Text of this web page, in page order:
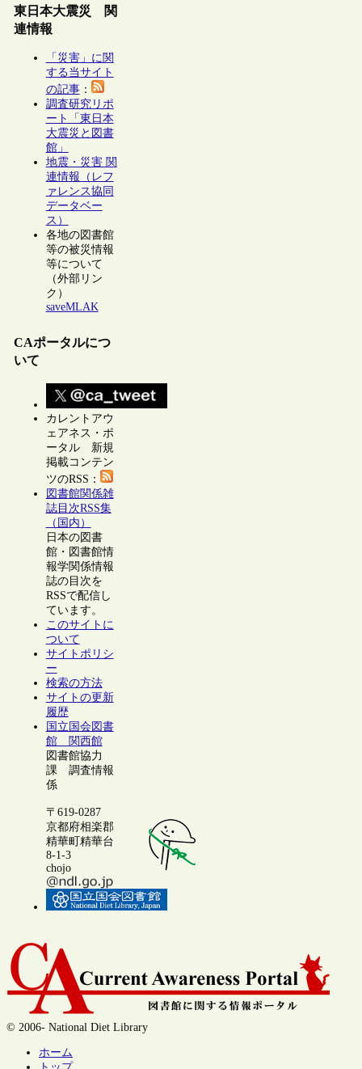
東日本大震災 関
連情報
「災害」に関
する当サイト
の記事：
調査研究リポ
ート「東日本
大震災と図書
館」
地震・災害 関
連情報（レフ
ァレンス協同
データベー
ス）
各地の図書館
等の被災情報
等について
（外部リン
ク）
saveMLAK
CAポータルにつ
いて
カレントアウ
ェアネス・ポ
ータル 新規
掲載コンテン
ツのRSS：
図書館関係雑
誌目次RSS集
（国内）
日本の図書
館・図書館情
報学関係情報
誌の目次を
RSSで配信し
ています。
このサイトに
ついて
サイトポリシ
ー
検索の方法
サイトの更新
履歴
国立国会図書
館 関西館
図書館協力
課 調査情報
係
〒619-0287
京都府相楽郡
精華町精華台
8-1-3
chojo
© 2006- National Diet Library
ホーム